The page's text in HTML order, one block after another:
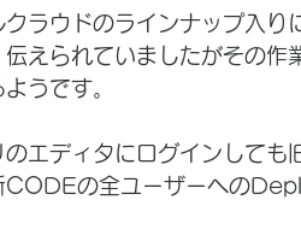
クラウドのラインナップ入
えられていましたがその
うです。
エディタにログインして
CODEの全ユーザーへの